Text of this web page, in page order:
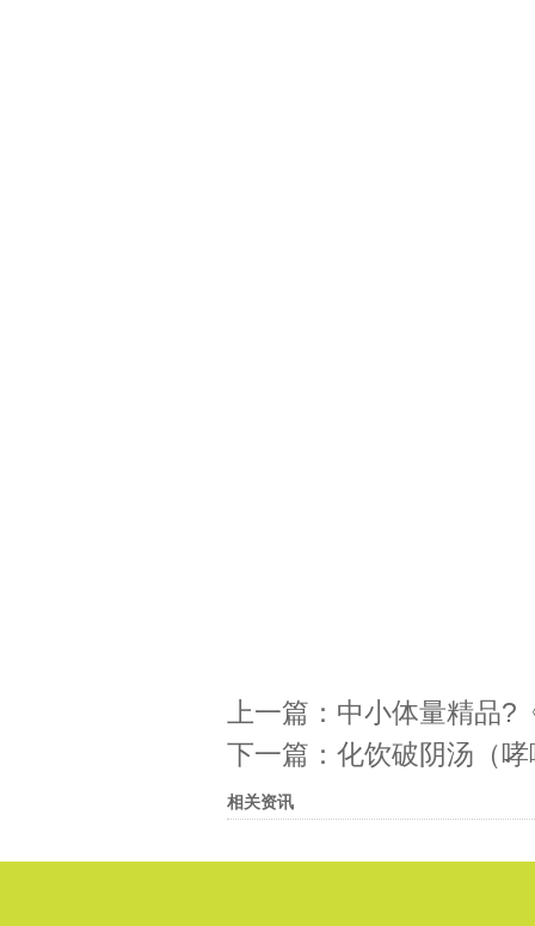
上一篇： 中小体量精品?
下一篇： 化饮破阴汤（
相关资讯